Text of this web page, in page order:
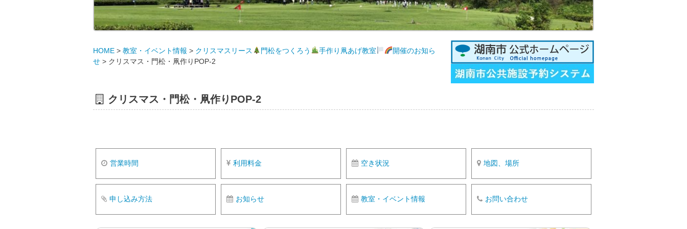
HOME > 教室・イベント情報 > クリスマスリース 門松をつくろう 手作り凧あげ教室
開催のお知ら
せ > クリスマス・門松・凧作りPOP-2
クリスマス・門松・凧作りPOP-2
営業時間 利用料金 空き状況 地図、場所
申し込み方法 お知らせ 教室・イベント情報 お問い合わせ